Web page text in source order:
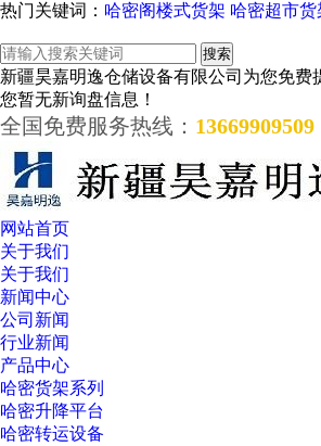
热门关键词： 哈密阁楼式货架 哈密超市货
新疆昊嘉明逸仓储设备有限公司为您免费
您暂无新询盘信息！
全国免费服务热线： 13669909509
网站首页
关于我们
关于我们
新闻中心
公司新闻
行业新闻
产品中心
哈密货架系列
哈密升降平台
哈密转运设备